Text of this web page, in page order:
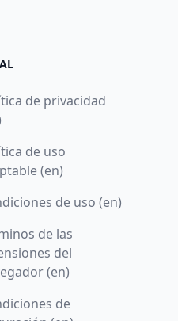
de privacidad
de uso
(en)
de uso (en)
de las
del
(en)
de